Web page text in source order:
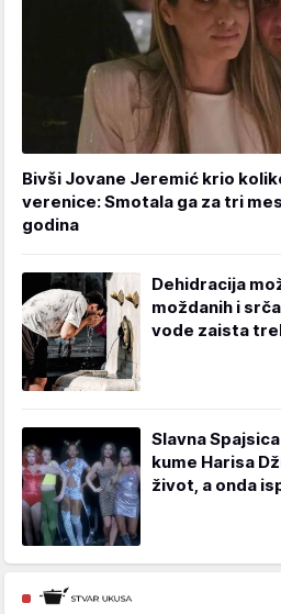
Bivši Jovane Jeremić krio
verenice: Smotala ga za tri
godina
Dehidracija
moždanih i
vode zaista
Slavna
kume Harisa
život, a onda